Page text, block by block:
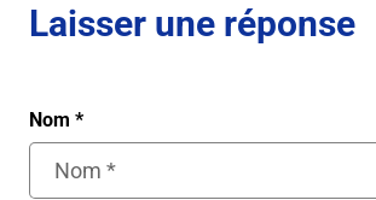
Laisser une réponse
Nom *